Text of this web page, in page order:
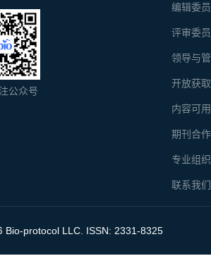
编辑委
评审委
领导与
开放获
内容可
期刊合
专业组
联系我们
公众号
Bio-protocol LLC. ISSN: 2331-8325